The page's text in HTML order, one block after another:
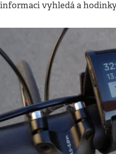
informaci vyhledá a